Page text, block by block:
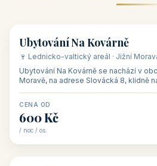
🏡 penzion
Ubytování Na Kovárně
🍷 Lednicko-valtický areál · Jižní
Ubytování Na Kovárně se nachází v
Moravě, na adrese Slovácká 8, klidně
CENA OD
600 Kč
/ noc / os.